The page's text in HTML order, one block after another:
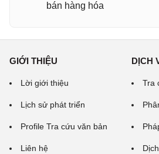
bán hàng hóa
GIỚI THIỆU
Lời giới thiệu
Lịch sử phát triển
Profile Tra cứu văn bản
Liên hệ
DỊCH
Tra